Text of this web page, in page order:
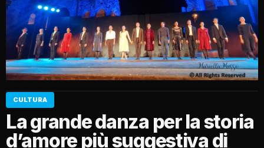
CULTURA
La grande danza per la storia
d’amore più suggestiva di